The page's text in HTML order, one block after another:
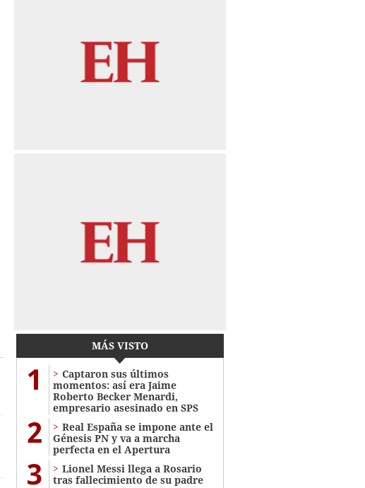
MÁS VISTO
1
Captaron sus últimos
momentos: así era Jaime
Roberto Becker Menardi​​​,
empresario asesinado en SPS
2
Real España se impone ante el
Génesis PN y va a marcha
perfecta en el Apertura
3
Lionel Messi llega a Rosario
tras fallecimiento de su padre